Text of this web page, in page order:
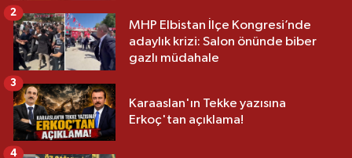
MHP Elbistan İlçe Kongresi’nde
adaylık krizi: Salon önünde biber
gazlı müdahale
2
Karaaslan'ın Tekke yazısına
Erkoç'tan açıklama!
3
4